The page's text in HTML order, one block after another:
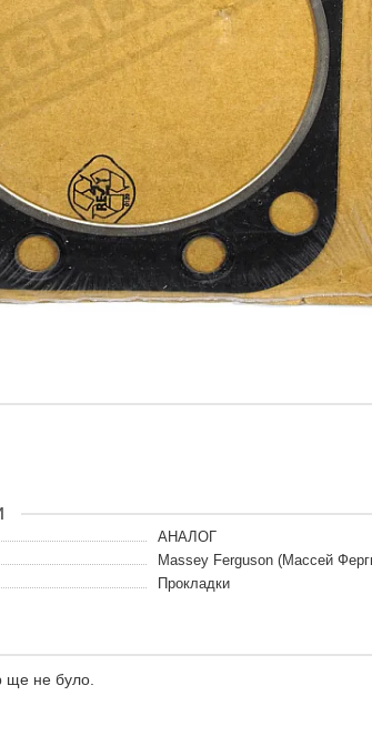
АНАЛОГ
Massey Ferguson (Массей
Прокладки
ще не було.